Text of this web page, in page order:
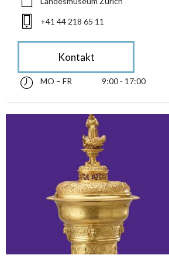
+41 44 218 65 11
Kontakt
accessibility.sr-only.opening_hours
Montag bis Freitag 09:00 - 17:00
MO – FR 9:00 - 17:00